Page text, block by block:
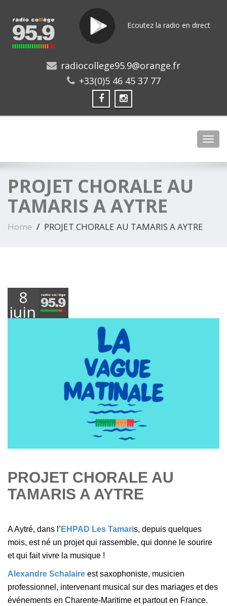
Ecoutez la radio en direct
radiocollege95.9@orange.fr
+33(0)5 46 45 37 77
PROJET CHORALE AU
TAMARIS A AYTRE
Home PROJET CHORALE AU TAMARIS A AYTRE
8
juin
PROJET CHORALE AU
TAMARIS A AYTRE
A Aytré, dans l’ EHPAD Les Tamaris, depuis quelques
mois, est né un projet qui rassemble, qui donne le sourire
et qui fait vivre la musique !
Alexandre Schalaire est saxophoniste, musicien
professionnel, intervenant musical sur des mariages et des
événements en Charente-Maritime et partout en France.